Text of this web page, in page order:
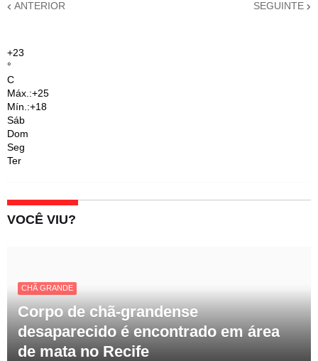
ANTERIOR SEGUINTE
+23
°
C
Máx.:+25
Mín.:+18
Sáb
Dom
Seg
Ter
VOCÊ VIU?
CHÃ GRANDE
Corpo de chã-grandense
desaparecido é encontrado em área
de mata no Recife